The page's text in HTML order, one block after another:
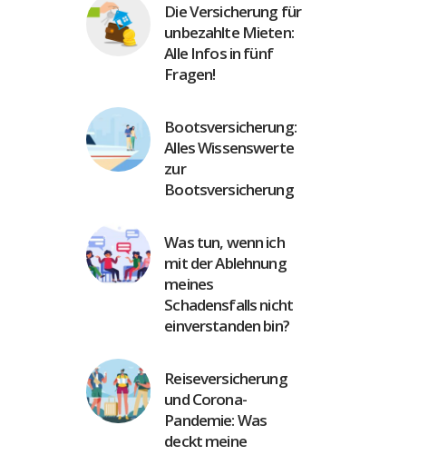
Die Versicherung für
unbezahlte Mieten:
Alle Infos in fünf
Fragen!
Bootsversicherung:
Alles Wissenswerte
zur
Bootsversicherung
Was tun, wenn ich
mit der Ablehnung
meines
Schadensfalls nicht
einverstanden bin?
Reiseversicherung
und Corona-
Pandemie: Was
deckt meine